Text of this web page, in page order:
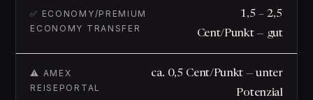
✅ ECONOMY/PREMIUM
ECONOMY TRANSFER
1,5 – 2,5
Cent/Punkt — gut
⚠️ AMEX
REISEPORTAL
ca. 0,5 Cent/Punkt — unter
Potenzial